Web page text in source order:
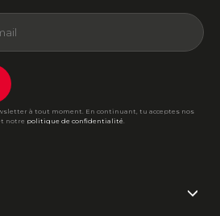
à tout moment. En continuant, tu acceptes nos
notre politique de confidentialité.